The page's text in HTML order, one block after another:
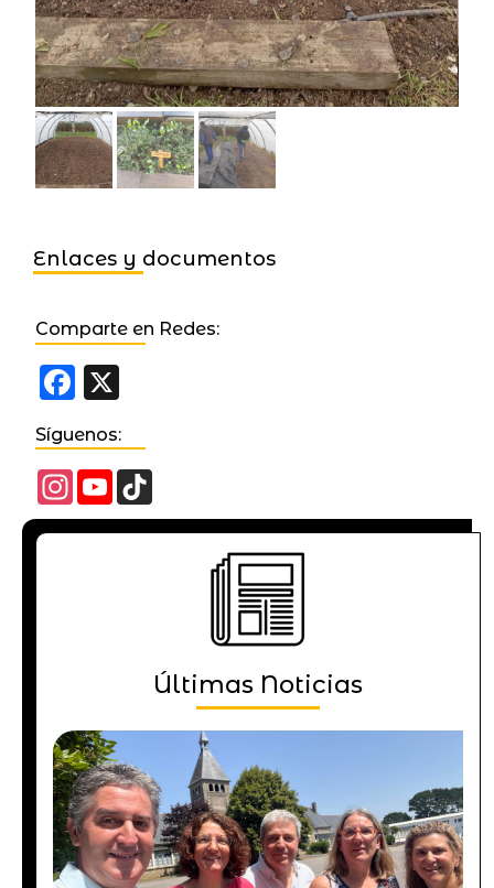
Enlaces y documentos
Comparte en Redes:
Facebook
Síguenos:
Instagram
YouTube
Channel
Últimas Noticias